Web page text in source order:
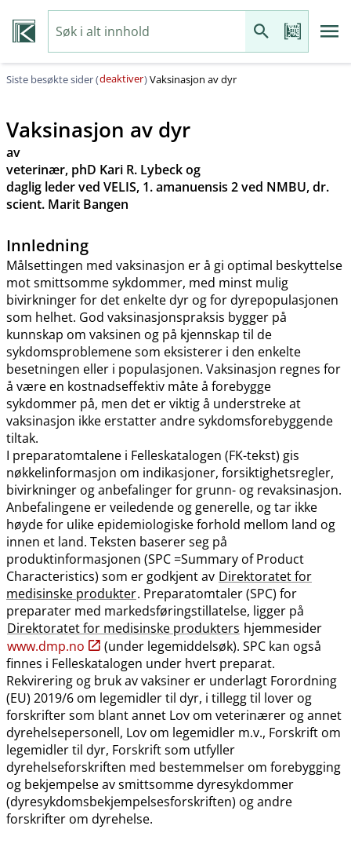
Siste besøkte sider (deaktiver)Vaksinasjon av dyr
Vaksinasjon av dyr
av
veterinær, phD Kari R. Lybeck og
daglig leder ved VELIS, 1. amanuensis 2 ved NMBU, dr.
scient. Marit Bangen
Innledning
Målsettingen med vaksinasjon er å gi optimal beskyttelse
mot smittsomme sykdommer, med minst mulig
bivirkninger for det enkelte dyr og for dyrepopulasjonen
som helhet. God vaksinasjonspraksis bygger på
kunnskap om vaksinen og på kjennskap til de
sykdomsproblemene som eksisterer i den enkelte
besetningen eller i populasjonen. Vaksinasjon regnes for
å være en kostnadseffektiv måte å forebygge
sykdommer på, men det er viktig å understreke at
vaksinasjon ikke erstatter andre sykdomsforebyggende
tiltak.
I preparatomtalene i Felleskatalogen (FK-tekst) gis
nøkkelinformasjon om indikasjoner, forsiktighetsregler,
bivirkninger og anbefalinger for grunn- og revaksinasjon.
Anbefalingene er veiledende og generelle, og tar ikke
høyde for ulike epidemiologiske forhold mellom land og
innen et land. Teksten baserer seg på
produktinformasjonen (SPC =Summary of Product
Characteristics) som er godkjent av Direktoratet for
medisinske produkter. Preparatomtaler (SPC) for
preparater med markedsføringstillatelse, ligger på
Direktoratet for medisinske produkters hjemmesider
www.dmp.no
(under legemiddelsøk). SPC kan også
finnes i Felleskatalogen under hvert preparat.
Rekvirering og bruk av vaksiner er underlagt Forordning
(EU) 2019/6 om legemidler til dyr, i tillegg til lover og
forskrifter som blant annet Lov om veterinærer og annet
dyrehelsepersonell, Lov om legemidler m.v., Forskrift om
legemidler til dyr, Forskrift som utfyller
dyrehelseforskriften med bestemmelser om forebygging
og bekjempelse av smittsomme dyresykdommer
(dyresykdomsbekjempelsesforskriften) og andre
forskrifter om dyrehelse.